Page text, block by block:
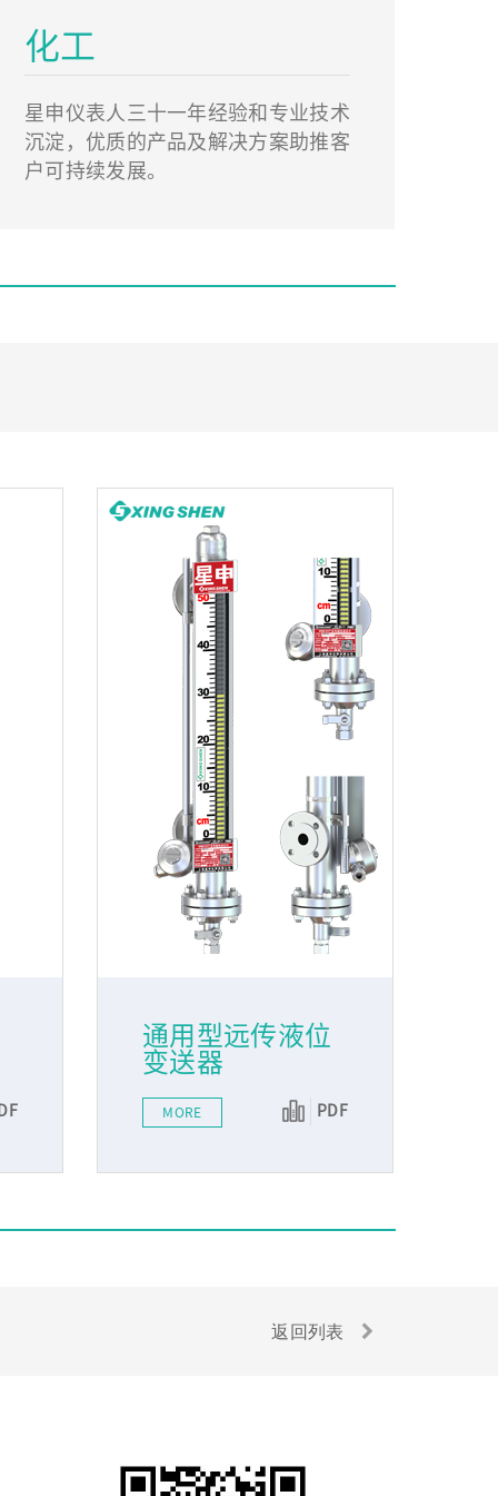
化工
星申仪表人三十一年经验和专业技术
沉淀，优质的产品及解决方案助推客
户可持续发展。
通用型远传液位
变送器
MORE PDF
返回列表